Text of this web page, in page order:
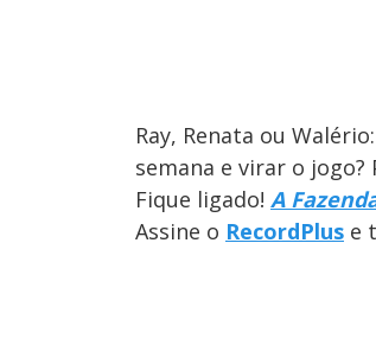
Ray, Renata ou
semana e virar o
Fique ligado! A
Assine o RecordPlus e